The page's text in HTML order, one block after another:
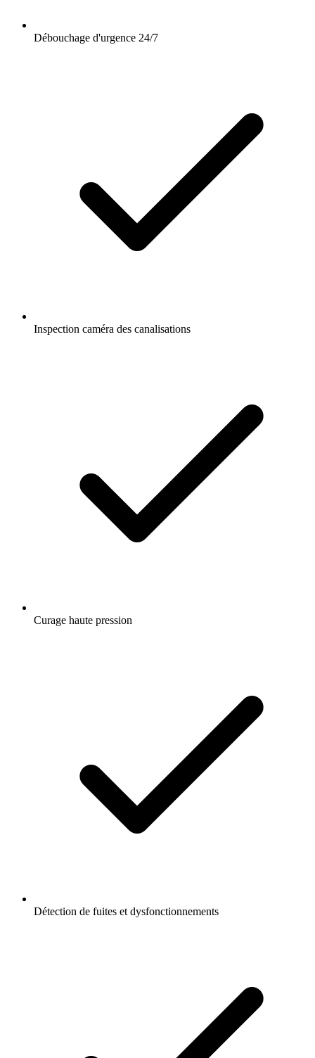
Débouchage d'urgence 24/7
Inspection caméra des canalisations
Curage haute pression
Détection de fuites et dysfonctionnements